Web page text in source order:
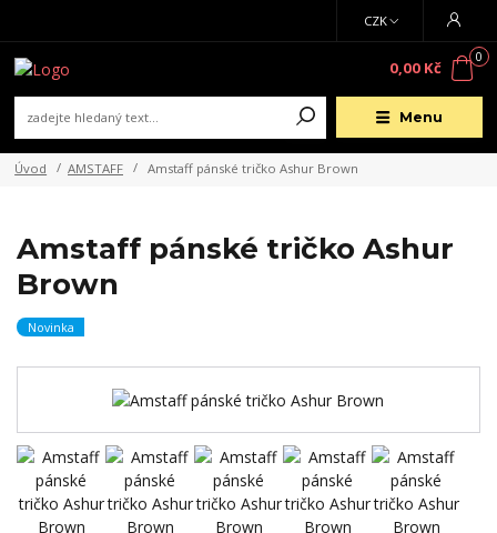
Menu
CZK
0
0,00 Kč
Úvod AMSTAFF Amstaff pánské tričko Ashur Brown
Amstaff pánské tričko Ashur
Brown
Novinka